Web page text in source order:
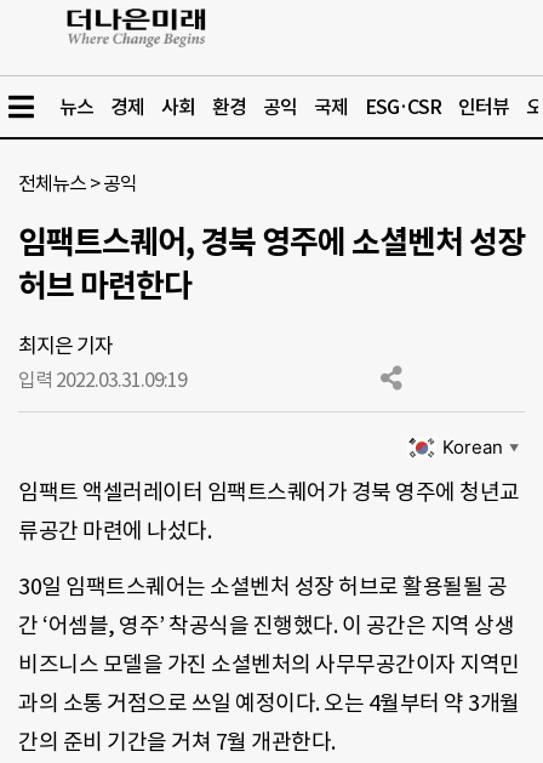
뉴스 경제 사회 환경 공익 국제 ESG·CSR 인터뷰
전체뉴스 >공익
임팩트스퀘어, 경북 영주에 소셜벤처 성장
허브 마련한다
최지은 기자
입력 2022.03.31.09:19
Korean ▼
임팩트 액셀러레이터 임팩트스퀘어가 경북 영주에 청년교
류공간 마련에 나섰다.
30일 임팩트스퀘어는 소셜벤처 성장 허브로 활용될될 공
간 ‘어셈블, 영주’ 착공식을 진행했다. 이 공간은 지역 상생
비즈니스 모델을 가진 소셜벤처의 사무무공간이자 지역민
과의 소통 거점으로 쓰일 예정이다. 오는 4월부터 약 3개월
간의 준비 기간을 거쳐 7월 개관한다.